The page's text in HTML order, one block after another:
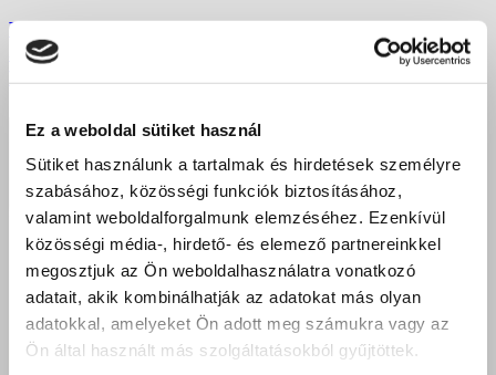
Ez a weboldal sütiket használ
Sütiket használunk a tartalmak és hirdetések személyre
szabásához, közösségi funkciók biztosításához,
valamint weboldalforgalmunk elemzéséhez. Ezenkívül
közösségi média-, hirdető- és elemező partnereinkkel
megosztjuk az Ön weboldalhasználatra vonatkozó
adatait, akik kombinálhatják az adatokat más olyan
adatokkal, amelyeket Ön adott meg számukra vagy az
Ön által használt más szolgáltatásokból gyűjtöttek.
Turizmus és vendéglátás Debrecenben: sikeres
ágazati vizsga a Szent Bazil Görögkatolikus